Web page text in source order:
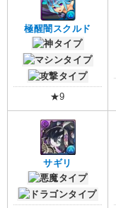
極醒闇スクルド
★9
サギリ